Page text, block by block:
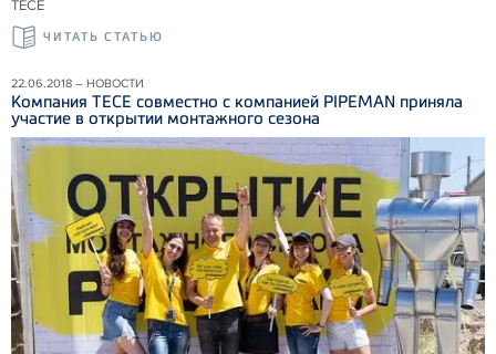
ТЕСЕ
ЧИТАТЬ СТАТЬЮ
22.06.2018 – НОВОСТИ
Компания ТЕСЕ совместно с компанией PIPEMAN приняла
участие в открытии монтажного сезона